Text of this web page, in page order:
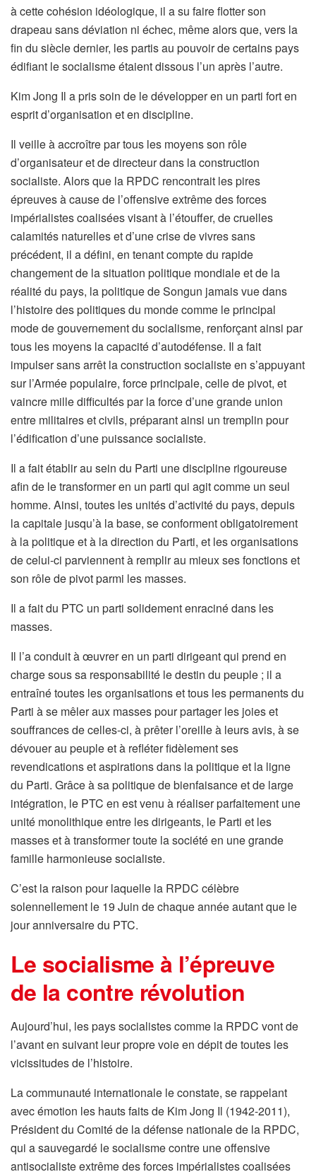
à cette cohésion idéologique, il a su faire flotter son
drapeau sans déviation ni échec, même alors que, vers la
fin du siècle dernier, les partis au pouvoir de certains pays
édifiant le socialisme étaient dissous l’un après l’autre.
Kim Jong Il a pris soin de le développer en un parti fort en
esprit d’organisation et en discipline.
Il veille à accroître par tous les moyens son rôle
d’organisateur et de directeur dans la construction
socialiste. Alors que la RPDC rencontrait les pires
épreuves à cause de l’offensive extrême des forces
impérialistes coalisées visant à l’étouffer, de cruelles
calamités naturelles et d’une crise de vivres sans
précédent, il a défini, en tenant compte du rapide
changement de la situation politique mondiale et de la
réalité du pays, la politique de Songun jamais vue dans
l’histoire des politiques du monde comme le principal
mode de gouvernement du socialisme, renforçant ainsi par
tous les moyens la capacité d’autodéfense. Il a fait
impulser sans arrêt la construction socialiste en s’appuyant
sur l’Armée populaire, force principale, celle de pivot, et
vaincre mille difficultés par la force d’une grande union
entre militaires et civils, préparant ainsi un tremplin pour
l’édification d’une puissance socialiste.
Il a fait établir au sein du Parti une discipline rigoureuse
afin de le transformer en un parti qui agit comme un seul
homme. Ainsi, toutes les unités d’activité du pays, depuis
la capitale jusqu’à la base, se conforment obligatoirement
à la politique et à la direction du Parti, et les organisations
de celui-ci parviennent à remplir au mieux ses fonctions et
son rôle de pivot parmi les masses.
Il a fait du PTC un parti solidement enraciné dans les
masses.
Il l’a conduit à œuvrer en un parti dirigeant qui prend en
charge sous sa responsabilité le destin du peuple ; il a
entraîné toutes les organisations et tous les permanents du
Parti à se mêler aux masses pour partager les joies et
souffrances de celles-ci, à prêter l’oreille à leurs avis, à se
dévouer au peuple et à refléter fidèlement ses
revendications et aspirations dans la politique et la ligne
du Parti. Grâce à sa politique de bienfaisance et de large
intégration, le PTC en est venu à réaliser parfaitement une
unité monolithique entre les dirigeants, le Parti et les
masses et à transformer toute la société en une grande
famille harmonieuse socialiste.
C’est la raison pour laquelle la RPDC célèbre
solennellement le 19 Juin de chaque année autant que le
jour anniversaire du PTC.
Le socialisme à l’épreuve
de la contre révolution
Aujourd’hui, les pays socialistes comme la RPDC vont de
l’avant en suivant leur propre voie en dépit de toutes les
vicissitudes de l’histoire.
La communauté internationale le constate, se rappelant
avec émotion les hauts faits de Kim Jong Il (1942-2011),
Président du Comité de la défense nationale de la RPDC,
qui a sauvegardé le socialisme contre une offensive
antisocialiste extrême des forces impérialistes coalisées